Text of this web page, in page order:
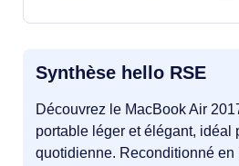
Synthèse hello RSE
Découvrez le MacBook Air
portable léger et élégant, idéal
quotidienne. Reconditionné en